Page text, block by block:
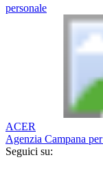
personale
ACER
Agenzia Campana
Seguici su: